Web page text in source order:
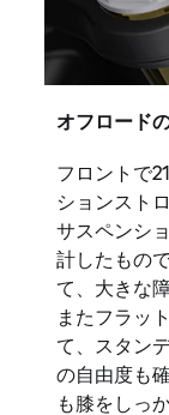
オフロード
フロントで
ションスト
サスペンシ
計したもの
て、大きな
またフラッ
て、スタン
の自由度も
も膝をしっ